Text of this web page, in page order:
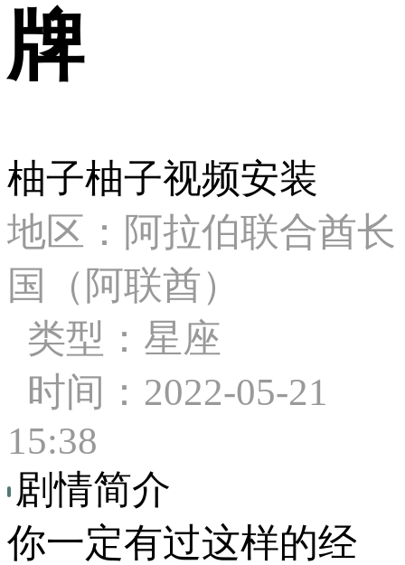
牌
柚子柚子视频安装
地区：阿拉伯联合酋长
国（阿联酋）
类型：星座
时间：2022-05-21
15:38
剧情简介
你一定有过这样的经